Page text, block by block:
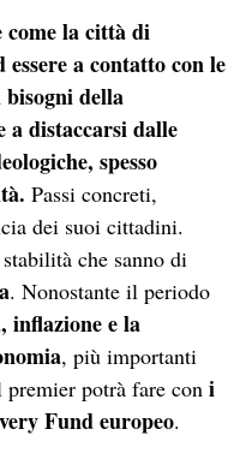
come la città di
a contatto con le
della
a distaccarsi dalle
spesso
Passi concreti,
dei suoi cittadini.
che sanno di
. Nonostante il periodo
inflazione e la
, più importanti
premier potrà fare coni
Fund europeo.